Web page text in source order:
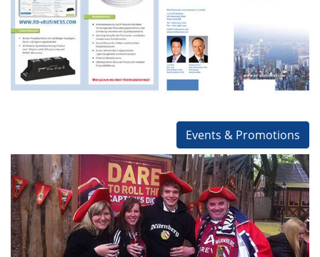
R+D Kampagne
R+D Electronics
Werbekampagne Online-Shop Konzeptarbeit
Design
Programmierung
PR Messestand-Design
Events & Promotions